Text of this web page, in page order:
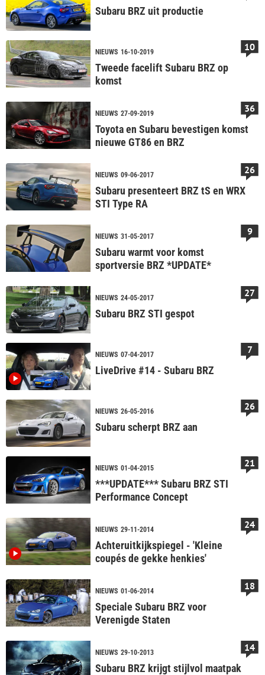
Subaru BRZ uit productie
NIEUWS 16-10-2019
Tweede facelift Subaru BRZ op
komst
10
NIEUWS 27-09-2019
Toyota en Subaru bevestigen komst
nieuwe GT86 en BRZ
36
NIEUWS 09-06-2017
Subaru presenteert BRZ tS en WRX
STI Type RA
26
NIEUWS 31-05-2017
Subaru warmt voor komst
sportversie BRZ *UPDATE*
9
NIEUWS 24-05-2017
Subaru BRZ STI gespot
27
NIEUWS 07-04-2017
LiveDrive #14 - Subaru BRZ
7
NIEUWS 26-05-2016
Subaru scherpt BRZ aan
26
NIEUWS 01-04-2015
***UPDATE*** Subaru BRZ STI
Performance Concept
21
NIEUWS 29-11-2014
Achteruitkijkspiegel - 'Kleine
coupés de gekke henkies'
24
NIEUWS 01-06-2014
Speciale Subaru BRZ voor
Verenigde Staten
18
NIEUWS 29-10-2013
Subaru BRZ krijgt stijlvol maatpak
14